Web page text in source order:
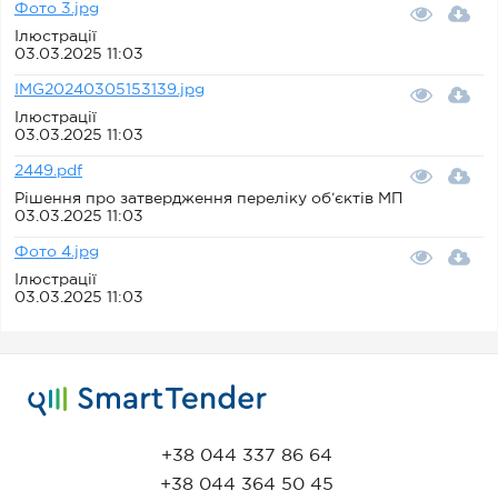
Фото 3.jpg
Ілюстрації
03.03.2025 11:03
IMG20240305153139.jpg
Ілюстрації
03.03.2025 11:03
2449.pdf
Рішення про затвердження переліку об’єктів МП
03.03.2025 11:03
Фото 4.jpg
Ілюстрації
03.03.2025 11:03
+38 044 337 86 64
+38 044 364 50 45